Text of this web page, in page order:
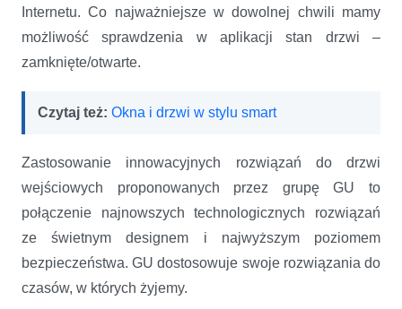
Internetu. Co najważniejsze w dowolnej chwili mamy
możliwość sprawdzenia w aplikacji stan drzwi –
zamknięte/otwarte.
Czytaj też: Okna i drzwi w stylu smart
Zastosowanie innowacyjnych rozwiązań do drzwi
wejściowych proponowanych przez grupę GU to
połączenie najnowszych technologicznych rozwiązań
ze świetnym designem i najwyższym poziomem
bezpieczeństwa. GU dostosowuje swoje rozwiązania do
czasów, w których żyjemy.